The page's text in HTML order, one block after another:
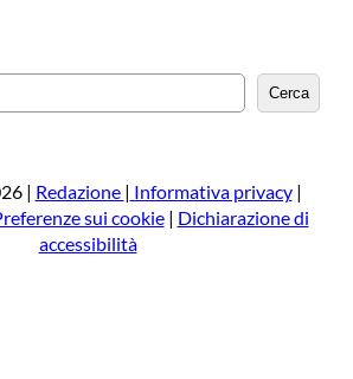
e
a
Cerca
| Redazione | Informativa privacy|
sui cookie| Dichiarazione di
accessibilità